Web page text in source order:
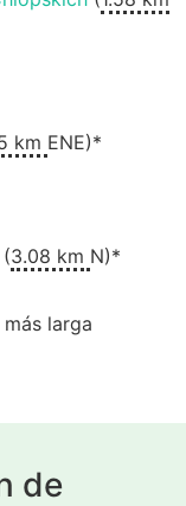
km ENE)*
(3.08 km N)*
larga
de